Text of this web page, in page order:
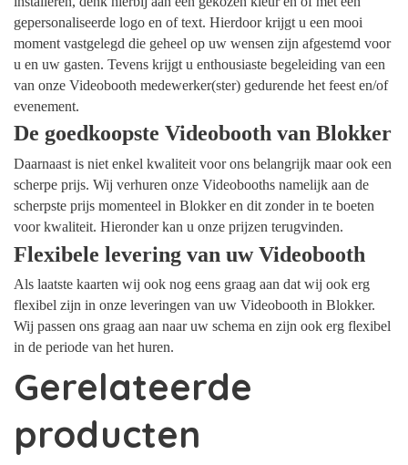
gepersonaliseerde logo en of text. Hierdoor krijgt u een mooi
moment vastgelegd die geheel op uw wensen zijn afgestemd voor
u en uw gasten. Tevens krijgt u enthousiaste begeleiding van een
van onze Videobooth medewerker(ster) gedurende het feest en/of
evenement.
De goedkoopste Videobooth van Blokker
Daarnaast is niet enkel kwaliteit voor ons belangrijk maar ook een
scherpe prijs. Wij verhuren onze Videobooths namelijk aan de
scherpste prijs momenteel in Blokker en dit zonder in te boeten
voor kwaliteit. Hieronder kan u onze prijzen terugvinden.
Flexibele levering van uw Videobooth
Als laatste kaarten wij ook nog eens graag aan dat wij ook erg
flexibel zijn in onze leveringen van uw Videobooth in Blokker.
Wij passen ons graag aan naar uw schema en zijn ook erg flexibel
in de periode van het huren.
Gerelateerde
producten